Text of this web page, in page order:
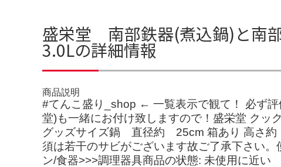
盛栄堂 南部鉄器(煮込鍋)と南
3.0Lの詳細情報
商品説明
#てんこ盛り_shop ← 一覧表示で観て！ 必ず
堂)も一緒にお付け致しますので！盛栄堂 クッ
グッズサイズ鍋 直径約 25cm 箱あり
須は若干のサビがございます故ご了承下さい
ン/食器>>>調理器具商品の状態: 未使用に近い